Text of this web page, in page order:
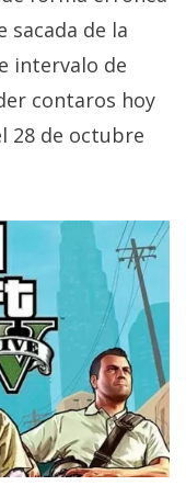
de la
intervalo de
contaros hoy
28 de octubre